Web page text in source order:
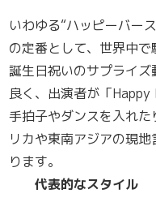
いわゆる“ハッピーバー
の定番として、世界中で
誕生日祝いのサプライ
良く、出演者が「
手拍子やダンスを入れ
リカや東南アジアの現
ります。
代表的なスタイル